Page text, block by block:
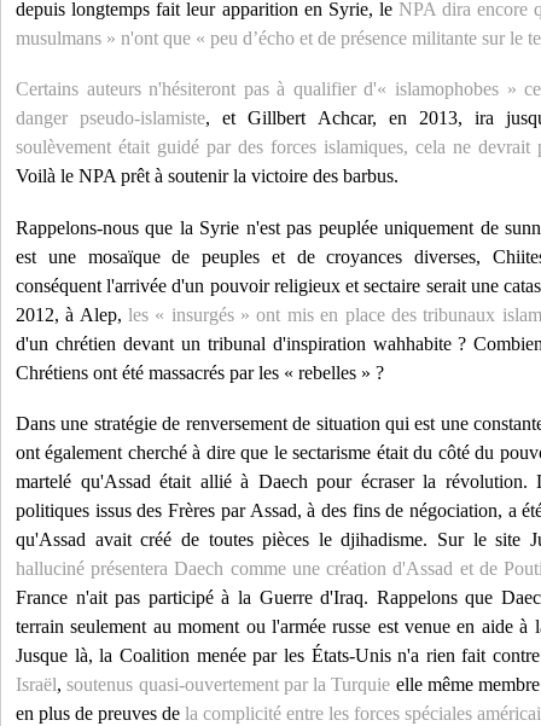
depuis longtemps fait leur apparition en Syrie, le NPA dira encore
musulmans » n'ont que « peu d’écho et de présence militante sur le
Certains auteurs n'hésiteront pas à qualifier d'« islamophobes »
danger pseudo-islamiste, et Gillbert Achcar, en 2013, ira
soulèvement était guidé par des forces islamiques, cela ne
Voilà le NPA prêt à soutenir la victoire des barbus.
Rappelons-nous que la Syrie n'est pas peuplée uniquement de
est une mosaïque de peuples et de croyances diverses,
conséquent l'arrivée d'un pouvoir religieux et sectaire serait une
2012, à Alep,les « insurgés » ont mis en place des tribunaux
d'un chrétien devant un tribunal d'inspiration wahhabite ?
Chrétiens ont été massacrés par les « rebelles » ?
Dans une stratégie de renversement de situation qui est une
ont également cherché à dire que le sectarisme était du côté du
martelé qu'Assad était allié à Daech pour écraser la révolution.
politiques issus des Frères par Assad, à des fins de négociation, a
qu'Assad avait créé de toutes pièces le djihadisme. Sur le site
halluciné présentera Daech comme une création d'Assad et de
France n'ait pas participé à la Guerre d'Iraq. Rappelons que
terrain seulement au moment ou l'armée russe est venue en aide à
Jusque là, la Coalition menée par les États-Unis n'a rien fait
Israël,soutenus quasi-ouvertement par la Turquie elle même
en plus de preuves de la complicité entre les forces spéciales